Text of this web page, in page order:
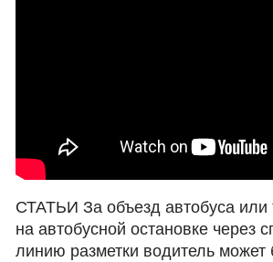
СТАТЬИ За объезд автобуса или
на автобусной остановке через
линию разметки водитель может